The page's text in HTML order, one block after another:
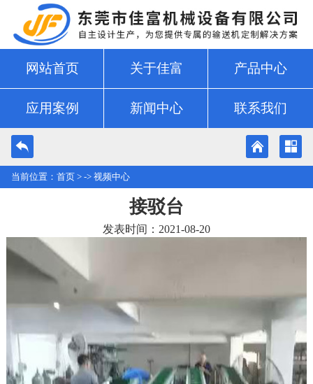
网站首页 关于佳富 产品中心
应用案例 新闻中心 联系我们
当前位置： 首页 > -> 视频中心
接驳台
发表时间：2021-08-20